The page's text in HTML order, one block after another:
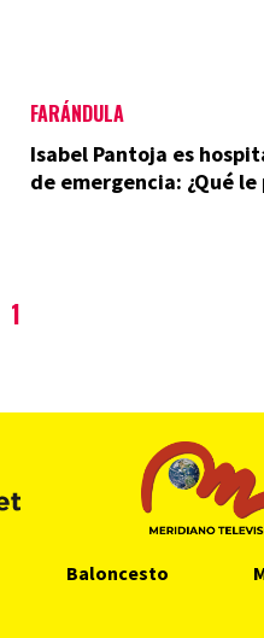
FARÁNDULA
Isabel Pantoja es
de emergencia: ¿Qué le
1
Baloncesto